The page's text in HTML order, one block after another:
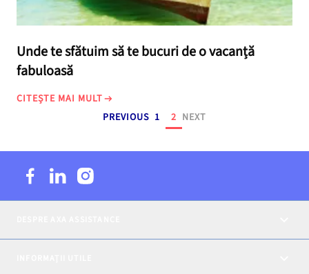
Unde te sfătuim să te bucuri de o vacanță
fabuloasă
CITEȘTE MAI MULT
PREVIOUS 1 2 NEXT